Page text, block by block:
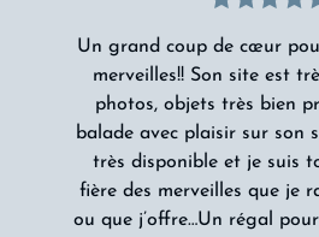
Un grand coup de cœur
merveilles!! Son site est
photos, objets très bien
balade avec plaisir sur son
très disponible et je suis
fière des merveilles que je
ou que j’offre…Un régal